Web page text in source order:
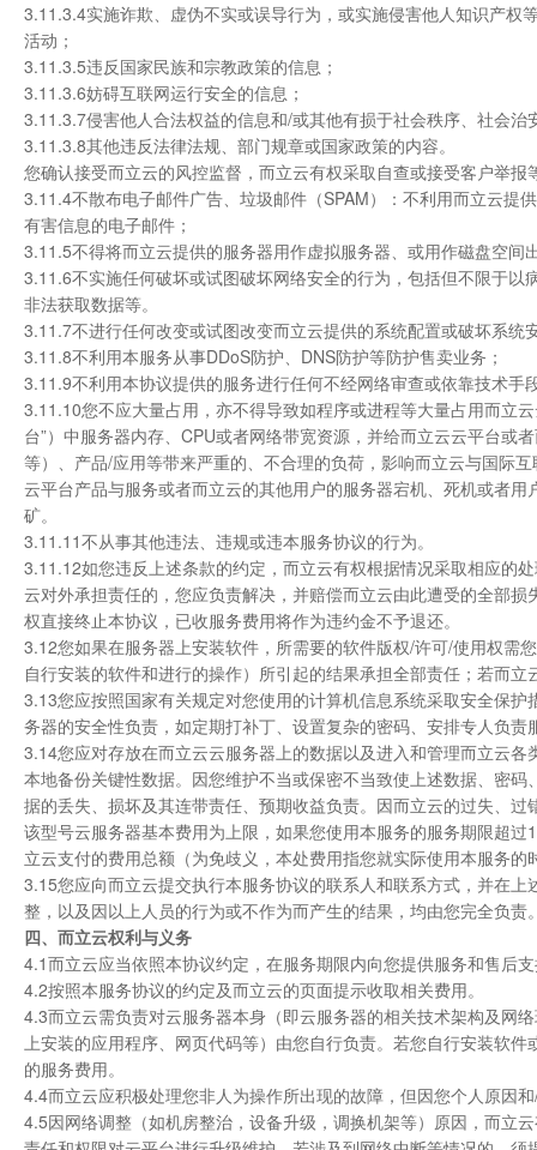
3.11.3.4实施诈欺、虚伪不实或误导行为，或实施侵害他人知识产权
活动；
3.11.3.5违反国家民族和宗教政策的信息；
3.11.3.6妨碍互联网运行安全的信息；
3.11.3.7侵害他人合法权益的信息和/或其他有损于社会秩序、社会治
3.11.3.8其他违反法律法规、部门规章或国家政策的内容。
您确认接受而立云的风控监督，而立云有权采取自查或接受客户举报
3.11.4不散布电子邮件广告、垃圾邮件（SPAM）：不利用而立云提
有害信息的电子邮件；
3.11.5不得将而立云提供的服务器用作虚拟服务器、或用作磁盘空间
3.11.6不实施任何破坏或试图破坏网络安全的行为，包括但不限于
非法获取数据等。
3.11.7不进行任何改变或试图改变而立云提供的系统配置或破坏系统
3.11.8不利用本服务从事DDoS防护、DNS防护等防护售卖业务；
3.11.9不利用本协议提供的服务进行任何不经网络审查或依靠技术手
3.11.10您不应大量占用，亦不得导致如程序或进程等大量占用而立
台”）中服务器内存、CPU或者网络带宽资源，并给而立云云平台或
等）、产品/应用等带来严重的、不合理的负荷，影响而立云与国际
云平台产品与服务或者而立云的其他用户的服务器宕机、死机或者
矿。
3.11.11不从事其他违法、违规或违本服务协议的行为。
3.11.12如您违反上述条款的约定，而立云有权根据情况采取相应的
云对外承担责任的，您应负责解决，并赔偿而立云由此遭受的全部
权直接终止本协议，已收服务费用将作为违约金不予退还。
3.12您如果在服务器上安装软件，所需要的软件版权/许可/使用权需
自行安装的软件和进行的操作）所引起的结果承担全部责任；若而
3.13您应按照国家有关规定对您使用的计算机信息系统采取安全保
务器的安全性负责，如定期打补丁、设置复杂的密码、安排专人负
3.14您应对存放在而立云云服务器上的数据以及进入和管理而立云
本地备份关键性数据。因您维护不当或保密不当致使上述数据、密
据的丢失、损坏及其连带责任、预期收益负责。因而立云的过失、
该型号云服务器基本费用为上限，如果您使用本服务的服务期限超
立云支付的费用总额（为免歧义，本处费用指您就实际使用本服务
3.15您应向而立云提交执行本服务协议的联系人和联系方式，并在
整，以及因以上人员的行为或不作为而产生的结果，均由您完全负责
四、而立云权利与义务
4.1而立云应当依照本协议约定，在服务期限内向您提供服务和售后
4.2按照本服务协议的约定及而立云的页面提示收取相关费用。
4.3而立云需负责对云服务器本身（即云服务器的相关技术架构及网
上安装的应用程序、网页代码等）由您自行负责。若您自行安装软
的服务费用。
4.4而立云应积极处理您非人为操作所出现的故障，但因您个人原因
4.5因网络调整（如机房整治，设备升级，调换机架等）原因，而立